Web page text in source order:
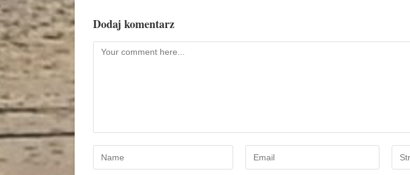
Dodaj komentarz